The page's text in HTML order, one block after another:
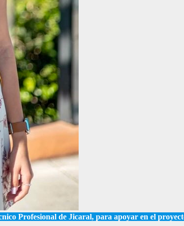
Profesional de Jicaral, para apoyar en el